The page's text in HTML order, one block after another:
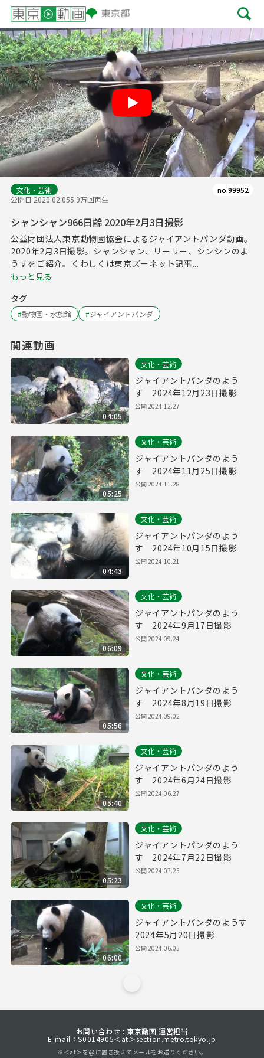
Play
文化・芸術
公開日 2020.02.055.9万回再生
no.99952
シャンシャン966日齢 2020年2月3日撮影
公益財団法人東京動物園協会によるジャイアントパンダ動画。
2020年2月3日撮影。シャンシャン、リーリー、シンシンのよ
うすをご紹介。くわしくは東京ズーネット記事...
もっと見る
タグ
#動物園・水族館 #ジャイアントパンダ
関連動画
04:05
文化・芸術
ジャイアントパンダのよう
す 2024年12月23日撮影
公開2024.12.27
05:25
文化・芸術
ジャイアントパンダのよう
す 2024年11月25日撮影
公開2024.11.28
04:43
文化・芸術
ジャイアントパンダのよう
す 2024年10月15日撮影
公開2024.10.21
06:09
文化・芸術
ジャイアントパンダのよう
す 2024年9月17日撮影
公開2024.09.24
05:56
文化・芸術
ジャイアントパンダのよう
す 2024年8月19日撮影
公開2024.09.02
05:40
文化・芸術
ジャイアントパンダのよう
す 2024年6月24日撮影
公開2024.06.27
05:23
文化・芸術
ジャイアントパンダのよう
す 2024年7月22日撮影
公開2024.07.25
06:00
文化・芸術
ジャイアントパンダのようす
2024年5月20日撮影
公開2024.06.05
お問い合わせ : 東京動画 運営担当
E-mail：S0014905＜at＞section.metro.tokyo.jp
※＜at＞を@に置き換えてメールをお送りください。